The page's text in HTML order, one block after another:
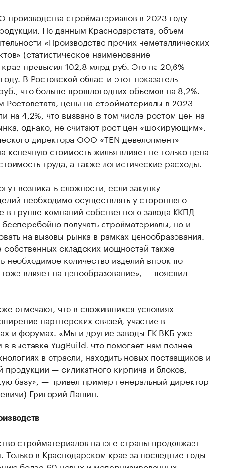
стройматериалов в 2023 году
По данным Краснодарстата, объем
«Производство прочих неметаллических
(статистическое наименование
превысил 102,8 млрд руб. Это на 20,6%
В Ростовской области этот показатель
что больше прошлогодних объемов на 8,2%.
цены на стройматериалы в 2023
на 4,2%, что вызвано в том числе ростом цен на
однако, не считают рост цен «шокирующим».
директора ООО «TEN девелопмент»
конечную стоимость жилья влияет не только цена
труда, а также логистические расходы.
возникать сложности, если закупку
необходимо осуществлять у стороннего
в группе компаний собственного завода ККПД
бесперебойно получать стройматериалы, но и
на вызовы рынка в рамках ценообразования.
собственных складских мощностей также
необходимое количество изделий впрок по
влияет на ценообразование», — пояснил
отмечают, что в сложившихся условиях
партнерских связей, участие в
и форумах. «Мы и другие заводы ГК ВКБ уже
в выставке YugBuild, что помогает нам полнее
в отрасли, находить новых поставщиков и
продукции — силикатного кирпича и блоков,
базу», — привел пример генеральный директор
Григорий Лашин.
стройматериалов на юге страны продолжает
Только в Краснодарском крае за последние годы